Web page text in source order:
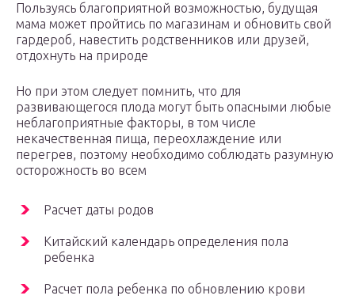
Пользуясь благоприятной возможностью, будущая
мама может пройтись по магазинам и обновить свой
гардероб, навестить родственников или друзей,
отдохнуть на природе
Но при этом следует помнить, что для
развивающегося плода могут быть опасными любые
неблагоприятные факторы, в том числе
некачественная пища, переохлаждение или
перегрев, поэтому необходимо соблюдать разумную
осторожность во всем
Расчет даты родов
Китайский календарь определения пола
ребенка
Расчет пола ребенка по обновлению крови